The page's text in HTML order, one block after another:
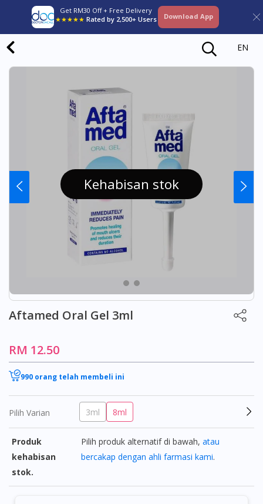
Get RM30 Off + Free Delivery
★★★★★ Rated by 2,500+ Users Download App
EN
Kehabisan stok
Aftamed Oral Gel 3ml
RM 12.50
990 orang telah membeli ini
Pilih Varian 3ml 8ml
Produk
kehabisan
stok.
Pilih produk alternatif di bawah,atau
bercakap dengan ahli farmasi kami.